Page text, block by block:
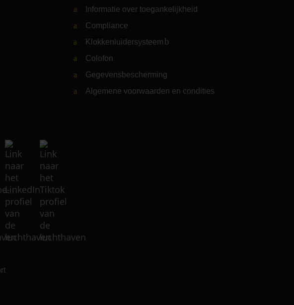
Informatie over toegankelijkheid
Compliance
Klokkenluidersysteem (Link naar externe website)
Colofon
Gegevensbescherming
Algemene voorwaarden en condities